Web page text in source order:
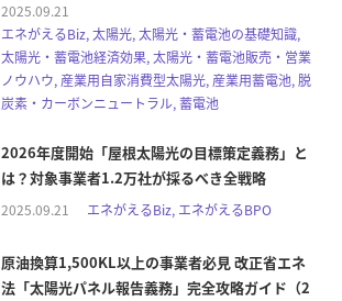
2025.09.21
エネがえるBiz, 太陽光, 太陽光・蓄電池の基礎知識,
太陽光・蓄電池経済効果, 太陽光・蓄電池販売・営業
ノウハウ, 産業用自家消費型太陽光, 産業用蓄電池, 脱
炭素・カーボンニュートラル, 蓄電池
2026年度開始「屋根太陽光の目標策定義務」と
は？対象事業者1.2万社が採るべき全戦略
2025.09.21 エネがえるBiz, エネがえるBPO
原油換算1,500KL以上の事業者必見 改正省エネ
法「太陽光パネル報告義務」完全攻略ガイド（2